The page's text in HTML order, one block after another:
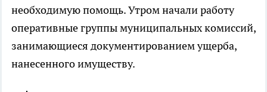
необходимую помощь. Утром начали работу
оперативные группы муниципальных комиссий,
занимающиеся документированием ущерба,
нанесенного имуществу.